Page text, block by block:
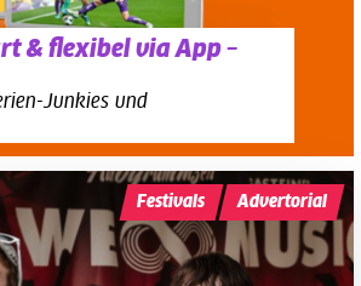
& flexibel via App –
Junkies und
Festivals Advertorial